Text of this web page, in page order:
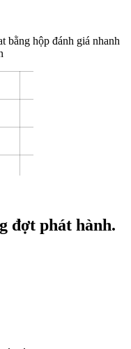
bằng hộp đánh giá nhanh
đợt phát hành.